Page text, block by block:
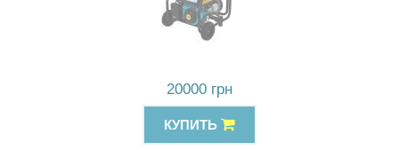
20000 грн
КУПИТЬ